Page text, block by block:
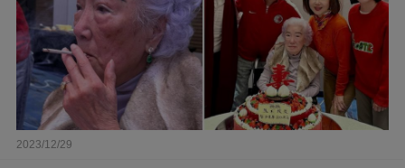
2023/12/29